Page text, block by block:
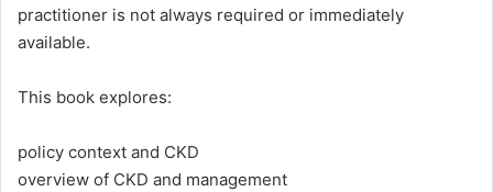
practitioner is not always required or immediately
available.
This book explores:
policy context and CKD
overview of CKD and management